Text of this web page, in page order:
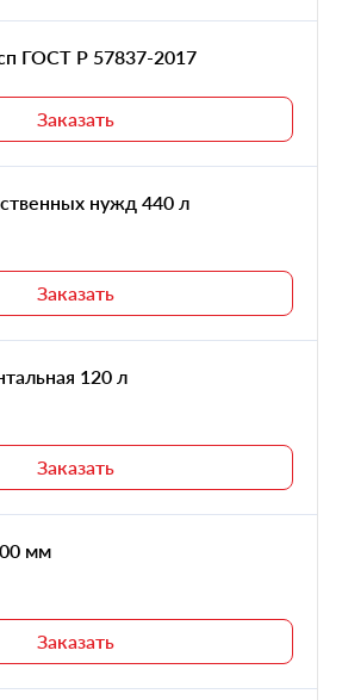
ГОСТ Р 57837-2017
Заказать
нужд 440 л
Заказать
120 л
Заказать
мм
Заказать